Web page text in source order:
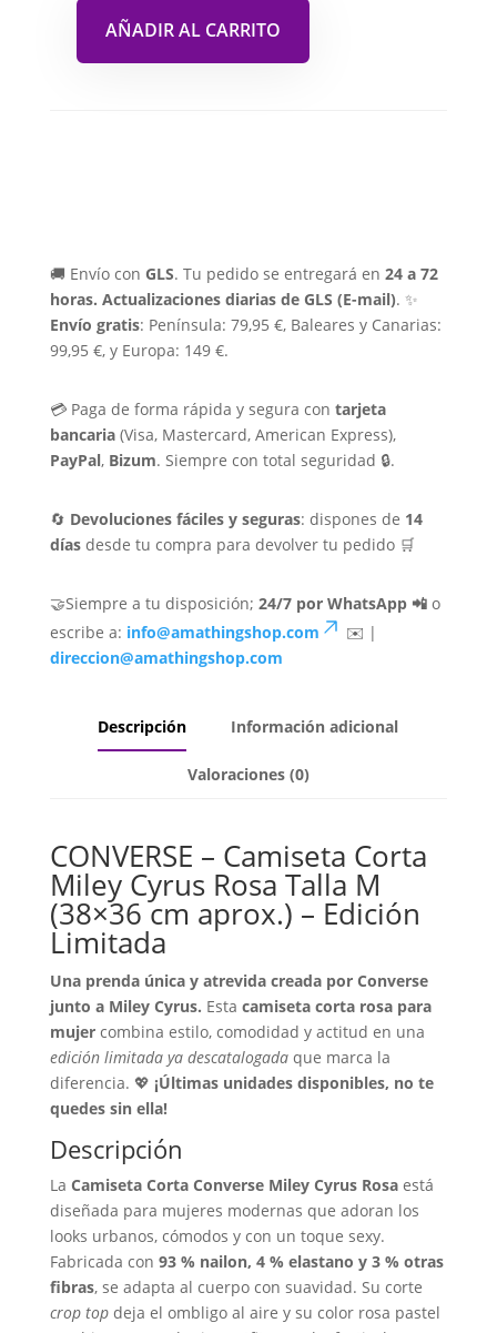
AÑADIR AL CARRITO
🚚 Envío con GLS. Tu pedido se entregará en 24 a 72
horas. Actualizaciones diarias de GLS (E-mail). ✨
Envío gratis: Península: 79,95 €, Baleares y Canarias:
99,95 €, y Europa: 149 €.
💳 Paga de forma rápida y segura con tarjeta
bancaria(Visa, Mastercard, American Express),
PayPal, Bizum. Siempre con total seguridad 🔒.
🔄 Devoluciones fáciles y seguras: dispones de 14
díasdesde tu compra para devolver tu pedido 🛒
🤝Siempre a tu disposición; 24/7 por WhatsApp 📲o
escribe a: info@amathingshop.com
✉️ |
direccion@amathingshop.com
Descripción Información adicional
Valoraciones (0)
CONVERSE – Camiseta Corta
Miley Cyrus Rosa Talla M
(38×36 cm aprox.) – Edición
Limitada
Una prenda única y atrevida creada por Converse
junto a Miley Cyrus. Esta camiseta corta rosa para
mujercombina estilo, comodidad y actitud en una
edición limitada ya descatalogadaque marca la
diferencia. 💖 ¡Últimas unidades disponibles, no te
quedes sin ella!
Descripción
La Camiseta Corta Converse Miley Cyrus Rosaestá
diseñada para mujeres modernas que adoran los
looks urbanos, cómodos y con un toque sexy.
Fabricada con 93 % nailon, 4 % elastano y 3 % otras
fibras, se adapta al cuerpo con suavidad. Su corte
crop topdeja el ombligo al aire y su color rosa pastel